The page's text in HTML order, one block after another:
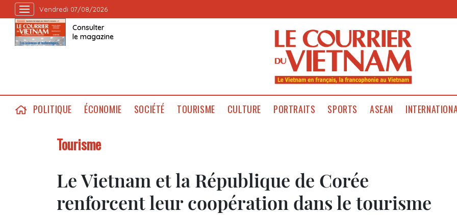
Vendredi 07/08/2026
Consulter
le magazine
POLITIQUE ÉCONOMIE SOCIÉTÉ TOURISME CULTURE PORTRAITS SPORTS ASEAN
Tourisme
Le Vietnam et la République de Corée
renforcent leur coopération dans le tourisme